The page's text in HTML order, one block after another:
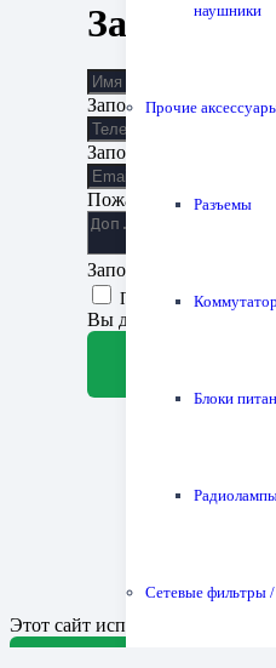
наушники
Прочие
Разъемы
Блоки
Сетевые фильтры /
Заявка на
Заполните поле
Заполните поле
Пожалуйста, введите
Заполните поле
Принимаю
Вы должны
Этот сайт использует файлы